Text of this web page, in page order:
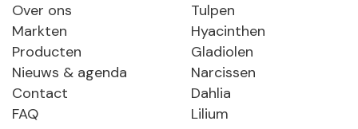
Over ons
Markten
Producten
Nieuws & agenda
Contact
FAQ
Tulpen
Hyacinthen
Gladiolen
Narcissen
Dahlia
Lilium